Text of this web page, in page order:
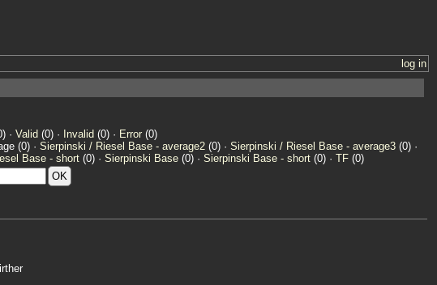
log in
· Valid (0) · Invalid (0) · Error (0)
(0) · Sierpinski / Riesel Base - average2(0) · Sierpinski / Riesel Base - average3(0) ·
Base - short(0) · Sierpinski Base(0) · Sierpinski Base - short(0) · TF(0)